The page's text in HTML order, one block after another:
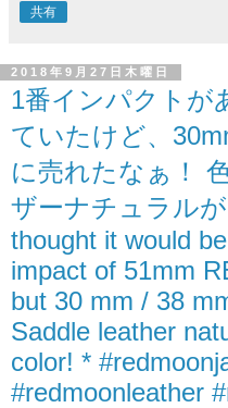
共有
2018年9月27日木曜日
1番インパクトが
ていたけど、
に売れたなぁ！
ザーナチュラル
thought it would
impact of 51mm
but 30 mm / 38
Saddle leather
color! *
#redmoonleather